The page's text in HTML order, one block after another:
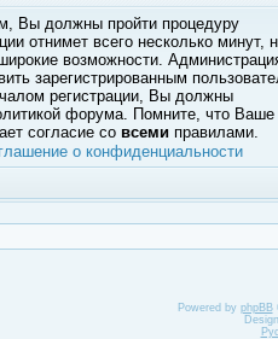
Вы должны пройти процедуру
отнимет всего несколько минут,
возможности.
зарегистрированным
регистрации, Вы должны
форума. Помните, что Ваше
согласие со всеми правилами.
о конфиденциальности
Powered by phpBB